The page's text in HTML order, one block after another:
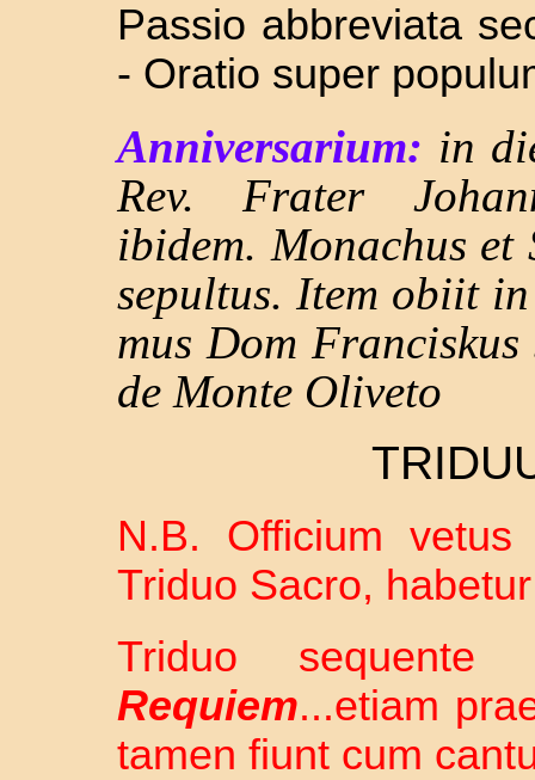
Passio abbreviata
- Oratio super
Anniversarium: in
Rev. Frater
ibidem. Monachus et
sepultus. Item obiit
mus Dom
de Monte Oliveto
N.B. Officium vetus
Triduo Sacro,
Triduo sequente
Requiem...etiam
tamen fiunt cum